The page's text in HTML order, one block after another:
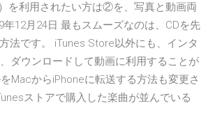
を利用されたい方は②を、写真と動画両
12月24日 最もスムーズなのは、CDを先
法です。 iTunes Store以外にも、インタ
ダウンロードして動画に利用することが
MacからiPhoneに転送する方法も変更さ
ストアで購入した楽曲が並んでいる